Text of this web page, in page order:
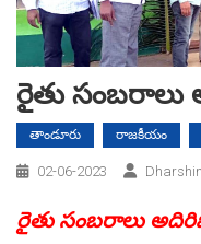
రైతు
తాండూరు రాజకీయం
02-06-2023
రైతు సంబరాలు